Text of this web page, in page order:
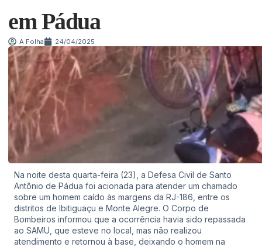
em Pádua
A Folha 24/04/2025
Na noite desta quarta-feira (23), a Defesa Civil de Santo
Antônio de Pádua foi acionada para atender um chamado
sobre um homem caído às margens da RJ-186, entre os
distritos de Ibitiguaçu e Monte Alegre. O Corpo de
Bombeiros informou que a ocorrência havia sido repassada
ao SAMU, que esteve no local, mas não realizou
atendimento e retornou à base, deixando o homem na